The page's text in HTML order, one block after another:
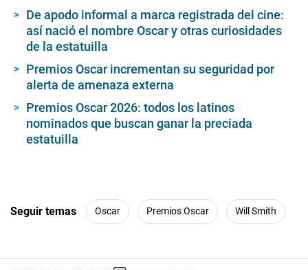
De apodo informal a marca registrada del cine:
así nació el nombre Oscar y otras curiosidades
de la estatuilla
Premios Oscar incrementan su seguridad por
alerta de amenaza externa
Premios Oscar 2026: todos los latinos
nominados que buscan ganar la preciada
estatuilla
Seguir temas Oscar Premios Oscar Will Smith